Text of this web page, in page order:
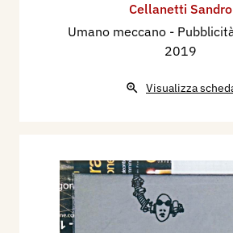
Cellanetti Sandro
Umano meccano -
2019
Visualizza